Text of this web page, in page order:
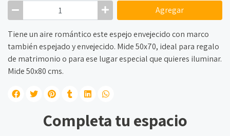
Agregar
Tiene un aire romántico este espejo envejecido con marco
también espejado y envejecido. Mide 50x70, ideal para regalo
de matrimonio o para ese lugar especial que quieres iluminar.
Mide 50x80 cms.
Completa tu espacio